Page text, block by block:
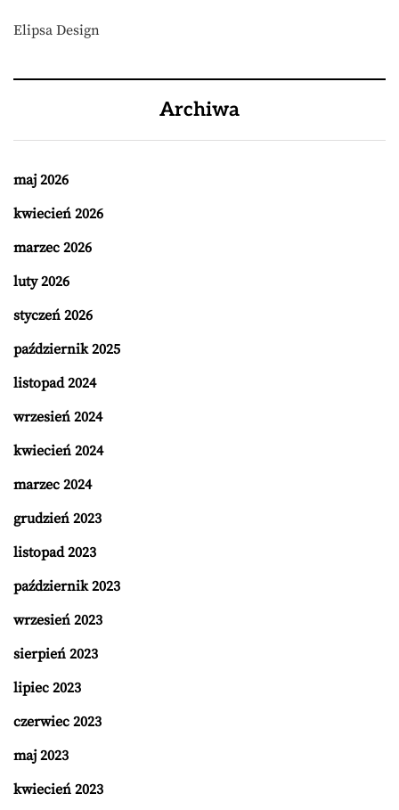
Elipsa Design
Archiwa
maj 2026
kwiecień 2026
marzec 2026
luty 2026
styczeń 2026
październik 2025
listopad 2024
wrzesień 2024
kwiecień 2024
marzec 2024
grudzień 2023
listopad 2023
październik 2023
wrzesień 2023
sierpień 2023
lipiec 2023
czerwiec 2023
maj 2023
kwiecień 2023